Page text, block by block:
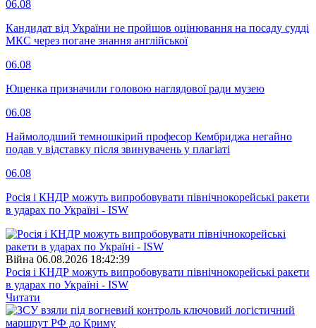
06.08
Кандидат від України не пройшов оцінювання на посаду судді
МКС через погане знання англійської
06.08
Ющенка призначили головою наглядової ради музею
06.08
Наймолодший темношкірий професор Кембриджа негайно
подав у відставку після звинувачень у плагіаті
06.08
Росія і КНДР можуть випробовувати північнокорейські ракети
в ударах по Україні - ISW
Війна 06.08.2026 18:42:39
Росія і КНДР можуть випробовувати північнокорейські ракети
в ударах по Україні - ISW
Читати